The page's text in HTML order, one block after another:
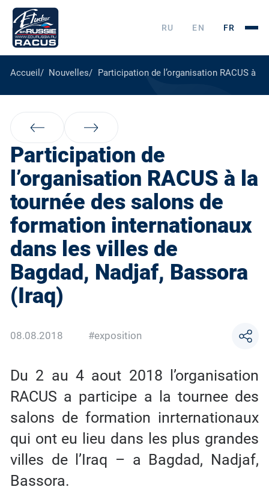
RU EN FR
Accueil Nouvelles Participation de l’organisation RACUS à
Participation de
l’organisation RACUS à la
tournée des salons de
formation internationaux
dans les villes de
Bagdad, Nadjaf, Bassora
(Iraq)
08.08.2018 #exposition
Du 2 au 4 aout 2018 l’organisation
RACUS a participe a la tournee des
salons de formation inrternationaux
qui ont eu lieu dans les plus grandes
villes de l’Iraq – a Bagdad, Nadjaf,
Bassora.